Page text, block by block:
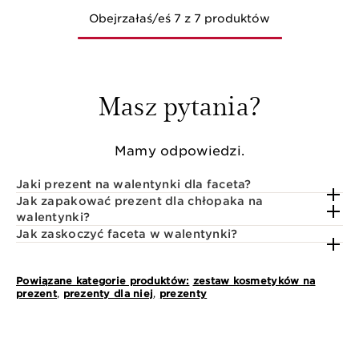
Obejrzałaś/eś 7 z 7 produktów
Masz pytania?
Mamy odpowiedzi.
Jaki prezent na walentynki dla faceta?
Jak zapakować prezent dla chłopaka na
walentynki?
Jak zaskoczyć faceta w walentynki?
Powiązane kategorie produktów: zestaw kosmetyków na
prezent, prezenty dla niej, prezenty